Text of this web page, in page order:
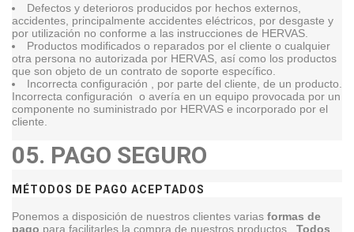
Defectos y deterioros producidos por hechos externos,
accidentes, principalmente accidentes eléctricos, por desgaste y
por utilización no conforme a las instrucciones de HERVAS.
Productos modificados o reparados por el cliente o cualquier
otra persona no autorizada por HERVAS, así como los productos
que son objeto de un contrato de soporte específico.
Incorrecta configuración , por parte del cliente, de un producto.
Incorrecta configuración o avería en un equipo provocada por un
componente no suministrado por HERVAS e incorporado por el
cliente.
05. PAGO SEGURO
MÉTODOS DE PAGO ACEPTADOS
Ponemos a disposición de nuestros clientes varias formas de
pago para facilitarles la compra de nuestros productos . Todos